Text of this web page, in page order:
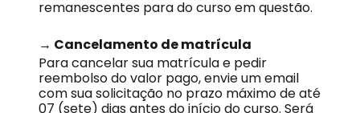
remanescentes para do curso em questão.
→ Cancelamento de matrícula
Para cancelar sua matrícula e pedir
reembolso do valor pago, envie um email
com sua solicitação no prazo máximo de até
07 (sete) dias antes do início do curso. Será